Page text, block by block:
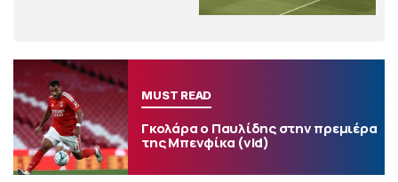
MUST READ
Γκολάρα ο Παυλίδης στην πρεμιέρα
της Μπενφίκα (vid)